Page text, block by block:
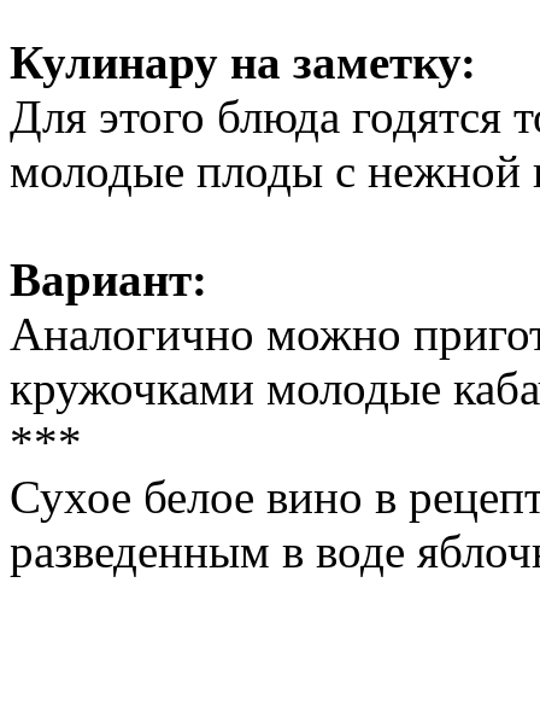
Кулинару на заметку:
Для этого блюда годятся
молодые плоды с нежной
Вариант:
Аналогично можно
кружочками молодые
***
Сухое белое вино в
разведенным в воде